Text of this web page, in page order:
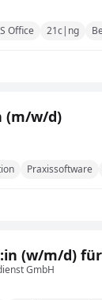
Office 21c|ng
(m/w/d)
Praxissoftware
(w/m/d)
GmbH